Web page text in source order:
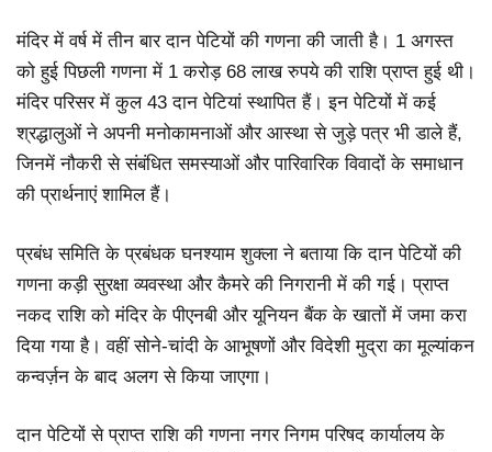
मंदिर में वर्ष में तीन बार दान पेटियों की गणना की जाती है। 1 अगस्त
को हुई पिछली गणना में 1 करोड़ 68 लाख रुपये की राशि प्राप्त हुई थी।
मंदिर परिसर में कुल 43 दान पेटियां स्थापित हैं। इन पेटियों में कई
श्रद्धालुओं ने अपनी मनोकामनाओं और आस्था से जुड़े पत्र भी डाले हैं,
जिनमें नौकरी से संबंधित समस्याओं और पारिवारिक विवादों के समाधान
की प्रार्थनाएं शामिल हैं।
प्रबंध समिति के प्रबंधक घनश्याम शुक्ला ने बताया कि दान पेटियों की
गणना कड़ी सुरक्षा व्यवस्था और कैमरे की निगरानी में की गई। प्राप्त
नकद राशि को मंदिर के पीएनबी और यूनियन बैंक के खातों में जमा करा
दिया गया है। वहीं सोने-चांदी के आभूषणों और विदेशी मुद्रा का मूल्यांकन
कन्वर्ज़न के बाद अलग से किया जाएगा।
दान पेटियों से प्राप्त राशि की गणना नगर निगम परिषद कार्यालय के